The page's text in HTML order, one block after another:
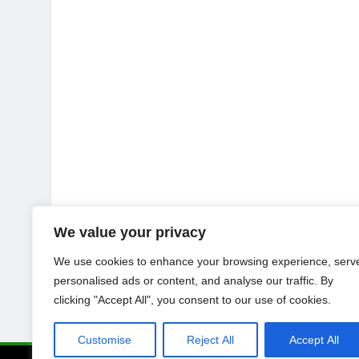
We value your privacy
We use cookies to enhance your browsing experience,
personalised ads or content, and analyse our traffic. By
clicking "Accept All", you consent to our use of cookies.
Customise Reject All Accept All